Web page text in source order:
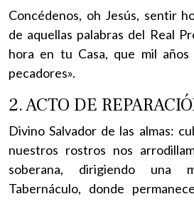
Concédenos, oh Jesús, sentir
de aquellas palabras del Real
hora en tu Casa, que mil
pecadores».
2. ACTO DE
Divino Salvador de las almas:
nuestros rostros nos
soberana, dirigiendo una
Tabernáculo, donde